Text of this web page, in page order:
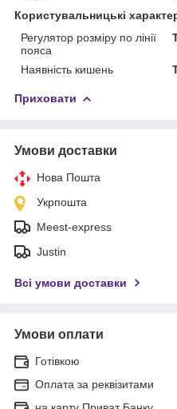
Користувальницькі
Регулятор розміру по лінії
пояса
Наявність кишень
Приховати
Умови доставки
Нова Пошта
Укрпошта
Meest-express
Justin
Всі умови доставки
Умови оплати
Готівкою
Оплата за реквізитами